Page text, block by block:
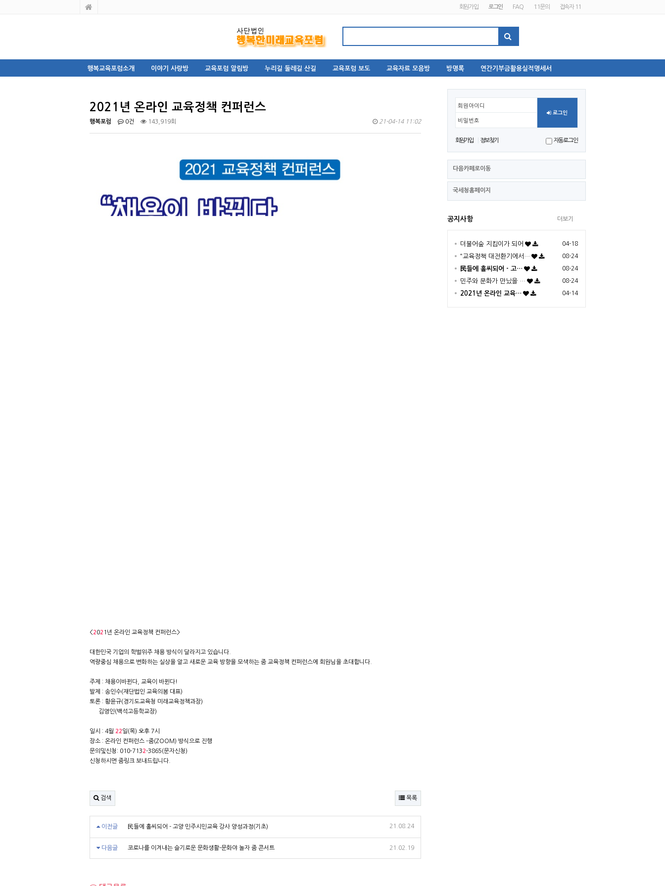
회원가입 로그인 FAQ 1:1문의 접속자 11
행복교육포럼소개 이야기 사랑방 교육포럼 알림방 누리길 둘레길 산길 교육포럼 보도 교육자료 모음방 방명록 연간기부금활용실적명세서
회원아이디
비밀번호
로그인
회원가입 정보찾기 자동로그인
다음카페로이동
국세청홈페이지
공지사항
더불어숲 지킴이가 되어 04-18
“교육정책 대전환기에서… 08-24
民들에 홀씨되어 - 고… 08-24
민주와 문화가 만났을 … 08-24
2021년 온라인 교육… 04-14
더보기
2021년 온라인 교육정책 컨퍼런스
행복포럼 0건 143,919회 21-04-14 11:02
< 202 1년 온라인 교육정책 컨퍼런스>
대한민국 기업의 학벌위주 채용 방식이 달라지고 있습니다.
역량중심 채용으로 변화하는 실상을 알고 새로운 교육 방향을 모색하는 줌 교육정책 컨퍼런스에 회원님을 초대합니다.
주제 : 채용이바뀐다, 교육이 바뀐다!
발제 : 송인수(재단법인 교육의봄 대표)
토론 : 황윤규(경기도교육청 미래교육정책과장)
김영인(백석고등학교장)
일시 : 4월 22일(목) 오후 7시
장소 : 온라인 컨퍼런스 –줌(ZOOM) 방식으로 진행
문의및신청: 010-7132-3865(문자신청)
신청하시면 줌링크 보내드립니다.
검색 목록
이전글 民들에 홀씨되어 - 고양 민주시민교육 강사 양성과정(기초) 21.08.24
다음글 코로나를 이겨내는 슬기로운 문화생활-문화야 놀자 줌 콘서트 21.02.19